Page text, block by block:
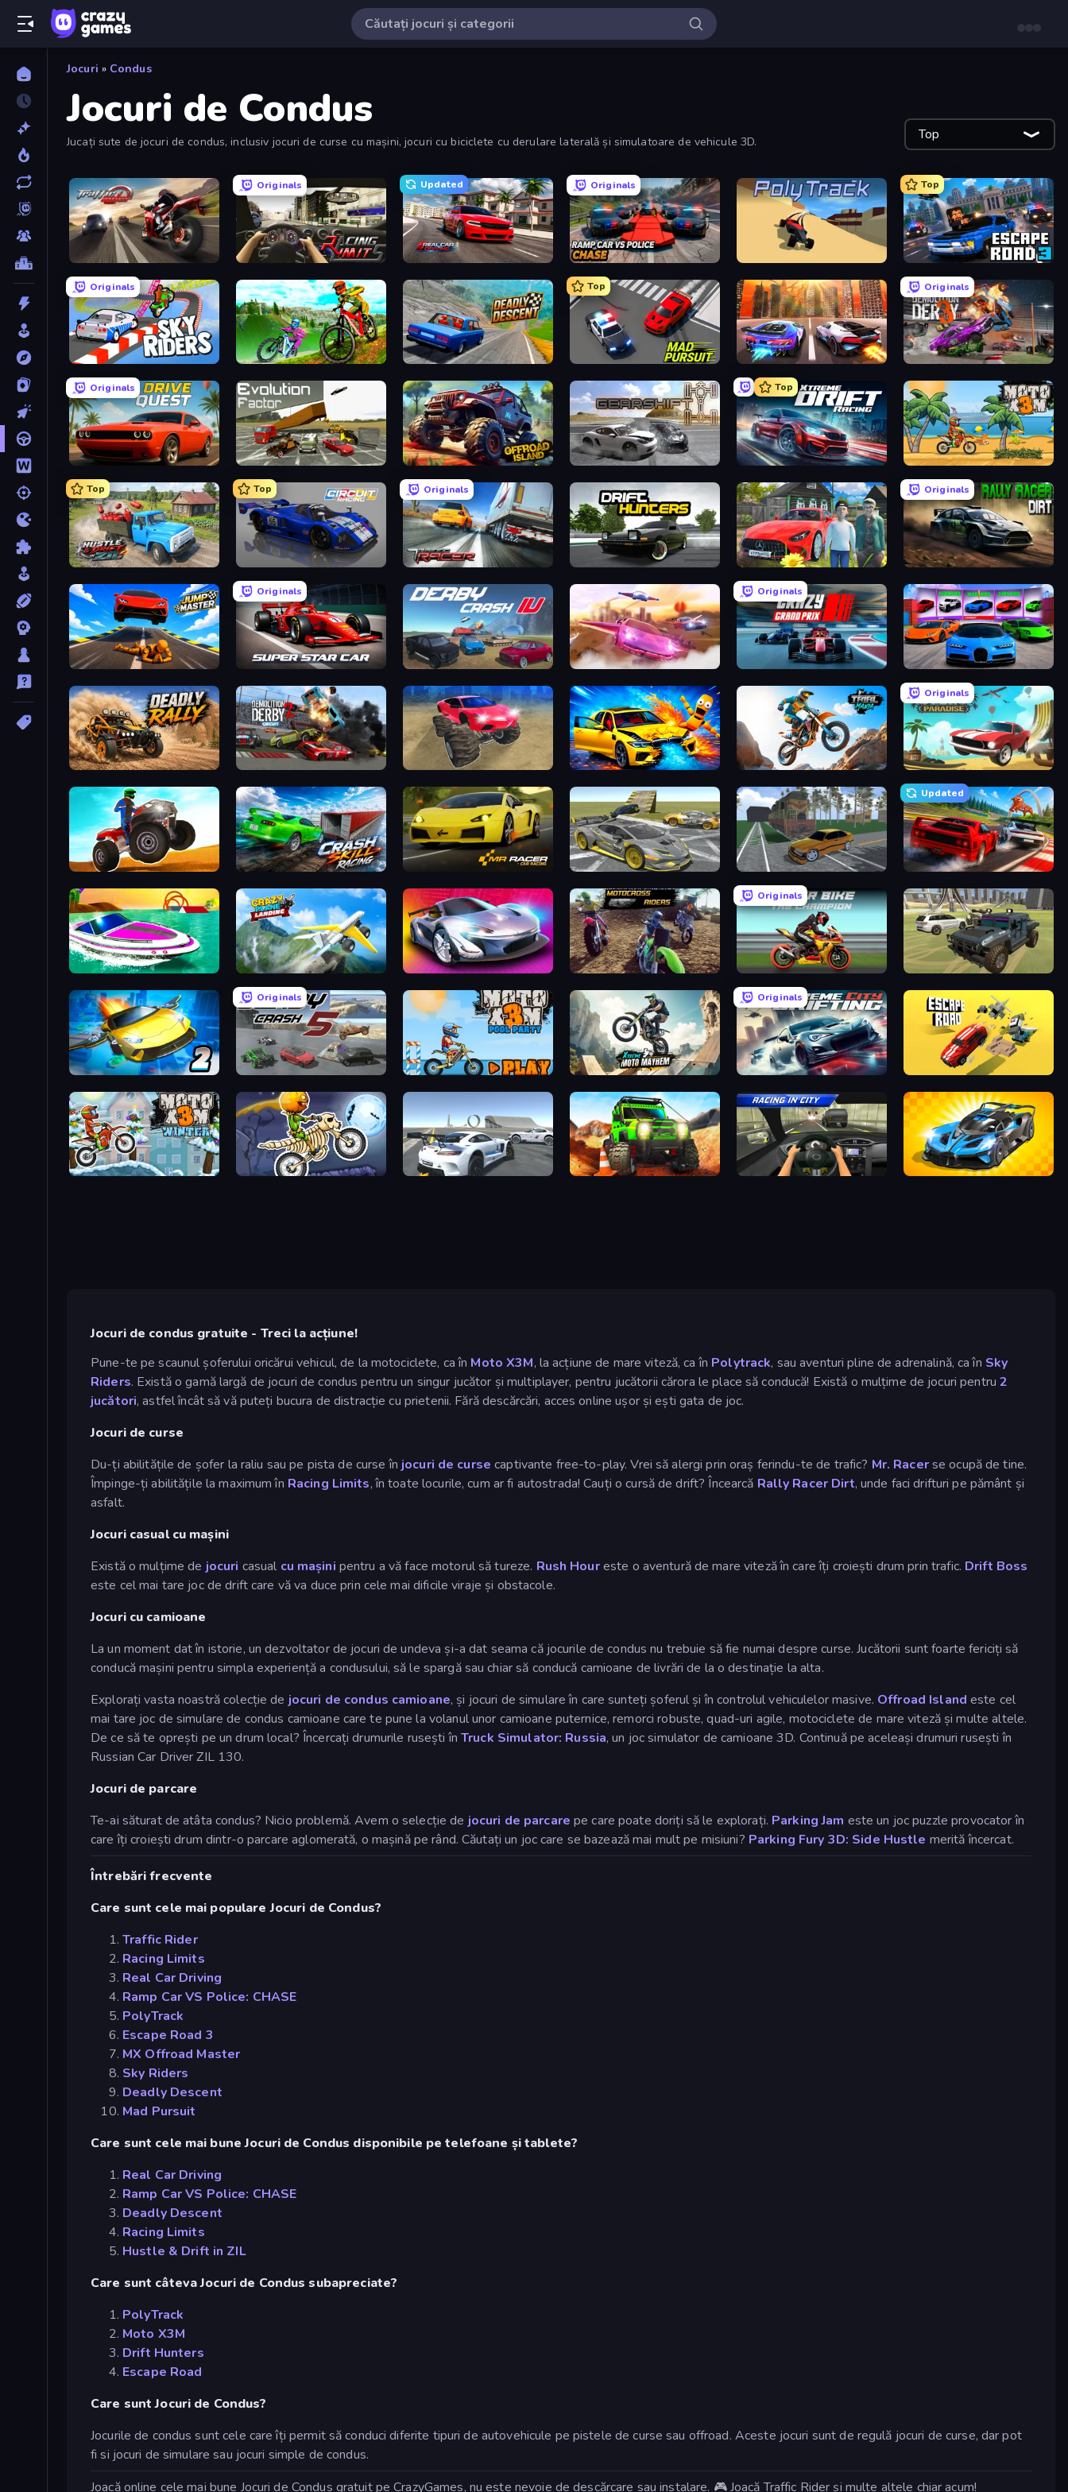
Jocuri » Condus
Jocuri de Condus
Jucați sute de jocuri de condus, inclusiv jocuri de curse cu mașini, jocuri cu biciclete cu derulare laterală și simulatoare de vehicule 3D. Top
Traffic Rider
Originals
Racing Limits
Updated
Real Car Driving
Originals
Ramp Car VS Police: CHASE
Top
Escape Road 3
Originals
Sky Riders MX Offroad Master Deadly Descent
Top
Mad Pursuit Night City Racing
Originals
Demolition Derby 3
Originals
Drive Quest Evolution Factor Offroad Island Gearshift One
Top
Xtreme DRIFT Racing Moto X3M
Top
Hustle & Drift in ZIL
Top
Circuit Racing
Originals
Traffic Racer Drift Hunters Speedboy: History with Grandfather
Originals
Rally Racer Dirt
Jump Master: Car Racing
Originals
Super Star Car Derby Crash 4 Ultimate Flying Car
Originals
Crazy Grand Prix Case Simulator: Cars
Deadly Rally BMG: Ragdoll Playground Trial Mania
Originals
Stunt Paradise
ATV Ultimate Offroad Crash Skill Racing Mr. Racer - Car Racing Wrong Way Obby: Car Crash Sandbox
Updated
Racing: Online!
Jet Boat Racing Crazy Plane Landing Grand Cyber City MotoCross Riders
Originals
Super Bike The Champion 4x4 Offroader
Ultimate Flying Car 2
Originals
Derby Crash 5 Moto X3M 5: Pool Party Xtreme Moto Mayhem
Originals
Xtreme City Drifting Escape Road
Moto X3M 4 Winter Moto X3M 6: Spooky Land Crazy Stunt Cars Multiplayer Offroad Life 3D Racing in City GT Cars Mega Ramps
Jocuri de condus gratuite - Treci la acțiune!
Pune-te pe scaunul șoferului oricărui vehicul, de la motociclete, ca în Moto X3M, la acțiune de mare viteză, ca în Polytrack, sau aventuri pline de adrenalină, ca în Sky
Riders. Există o gamă largă de jocuri de condus pentru un singur jucător și multiplayer, pentru jucătorii cărora le place să conducă! Există o mulțime de jocuri pentru2
jucători, astfel încât să vă puteți bucura de distracție cu prietenii. Fără descărcări, acces online ușor și ești gata de joc.
Jocuri de curse
Du-ți abilitățile de șofer la raliu sau pe pista de curse în jocuri de curse captivante free-to-play. Vrei să alergi prin oraș ferindu-te de trafic? Mr. Racerse ocupă de tine.
Împinge-ți abilitățile la maximum în Racing Limits, în toate locurile, cum ar fi autostrada! Cauți o cursă de drift? Încearcă Rally Racer Dirt, unde faci drifturi pe pământ și
asfalt.
Jocuri casual cu mașini
Există o mulțime de jocuri casual cu mașini pentru a vă face motorul să tureze. Rush Houreste o aventură de mare viteză în care îți croiești drum prin trafic. Drift Boss
este cel mai tare joc de drift care vă va duce prin cele mai dificile viraje și obstacole.
Jocuri cu camioane
La un moment dat în istorie, un dezvoltator de jocuri de undeva și-a dat seama că jocurile de condus nu trebuie să fie numai despre curse. Jucătorii sunt foarte fericiți să
conducă mașini pentru simpla experiență a condusului, să le spargă sau chiar să conducă camioane de livrări de la o destinație la alta.
Explorați vasta noastră colecție de jocuri de condus camioane, și jocuri de simulare în care sunteți șoferul și în controlul vehiculelor masive. Offroad Island este cel
mai tare joc de simulare de condus camioane care te pune la volanul unor camioane puternice, remorci robuste, quad-uri agile, motociclete de mare viteză și multe altele.
De ce să te oprești pe un drum local? Încercați drumurile rusești înTruck Simulator: Russia, un joc simulator de camioane 3D. Continuă pe aceleași drumuri rusești în
Russian Car Driver ZIL 130.
Jocuri de parcare
Te-ai săturat de atâta condus? Nicio problemă. Avem o selecție de jocuri de parcare pe care poate doriți să le explorați. Parking Jam este un joc puzzle provocator în
care îți croiești drum dintr-o parcare aglomerată, o mașină pe rând. Căutați un joc care se bazează mai mult pe misiuni? Parking Fury 3D: Side Hustle merită încercat.
Întrebări frecvente
Care sunt cele mai populare Jocuri de Condus?
Traffic Rider
Racing Limits
Real Car Driving
Ramp Car VS Police: CHASE
PolyTrack
Escape Road 3
MX Offroad Master
Sky Riders
Deadly Descent
Mad Pursuit
Care sunt cele mai bune Jocuri de Condus disponibile pe telefoane și tablete?
Real Car Driving
Ramp Car VS Police: CHASE
Deadly Descent
Racing Limits
Hustle & Drift in ZIL
Care sunt câteva Jocuri de Condus subapreciate?
PolyTrack
Moto X3M
Drift Hunters
Escape Road
Care sunt Jocuri de Condus?
Jocurile de condus sunt cele care îți permit să conduci diferite tipuri de autovehicule pe pistele de curse sau offroad. Aceste jocuri sunt de regulă jocuri de curse, dar pot
fi si jocuri de simulare sau jocuri simple de condus.
Joacă online cele mai bune Jocuri de Condus gratuit pe CrazyGames, nu este nevoie de descărcare sau instalare. 🎮 Joacă Traffic Rider și multe altele chiar acum!